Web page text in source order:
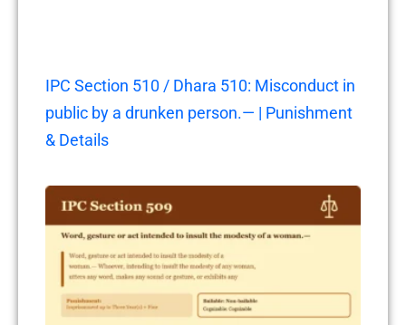
IPC Section 510 / Dhara 510: Misconduct in
public by a drunken person.— | Punishment
& Details